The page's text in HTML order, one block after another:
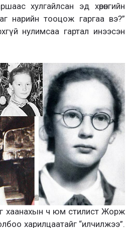
хулгайлсан эд хөрөнгийн
нарийн тооцож гаргаа вэ?”
нулимсаа гартал инээсэн
хаанахын ч юм стилист Жорж
харилцаатайг “илчилжээ”.